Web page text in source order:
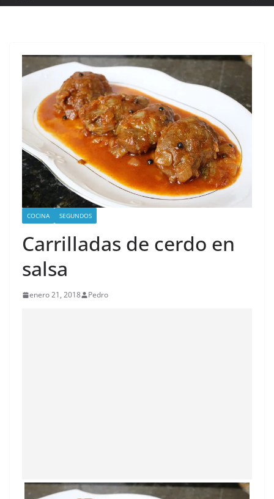
COCINA SEGUNDOS
Carrilladas de cerdo en
salsa
enero 21, 2018 Pedro